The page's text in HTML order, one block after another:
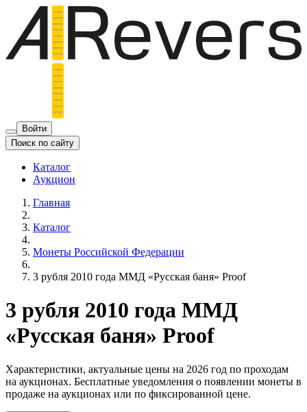
Войти
Поиск по сайту
Каталог
Аукцион
Главная
Каталог
Монеты Российской Федерации
3 рубля 2010 года ММД «Русская баня» Proof
3 рубля 2010 года ММД
«Русская баня» Proof
Характеристики, актуальные цены на 2026 год по проходам
на аукционах. Бесплатные уведомления о появлении монеты в
продаже на аукционах или по фиксированной цене.